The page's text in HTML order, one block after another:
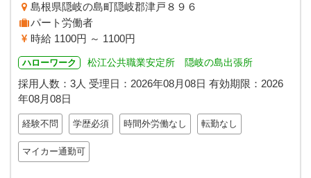
島根県隠岐の島町隠岐郡津戸８９６
パート労働者
時給 1100円 ～ 1100円
ハローワーク 松江公共職業安定所 隠岐の島出張所
採用人数：3人 受理日： 2026年08月08日 有効期限： 2026
年08月08日
経験不問 学歴必須 時間外労働なし 転勤なし
マイカー通勤可